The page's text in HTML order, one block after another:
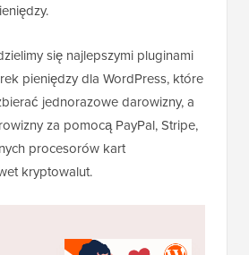
się najlepszymi pluginami
pieniędzy dla WordPress, które
jednorazowe darowizny, a
za pomocą PayPal, Stripe,
procesorów kart
kryptowalut.